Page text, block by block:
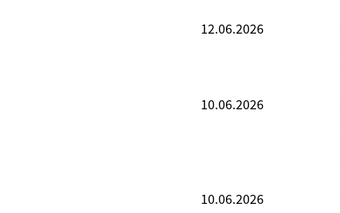
12.06.2026
10.06.2026
10.06.2026